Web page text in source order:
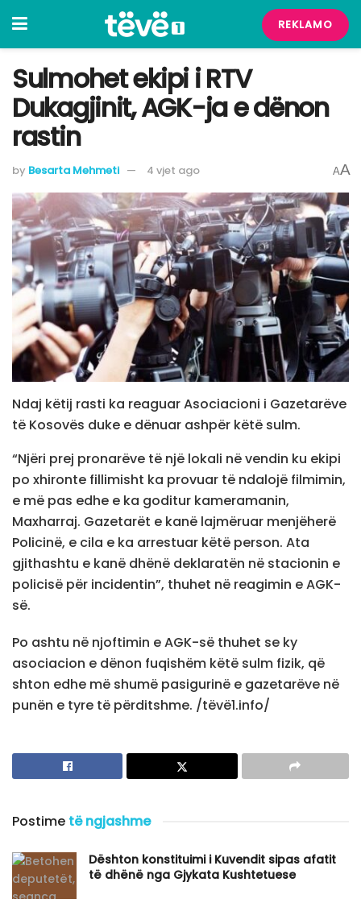
REKLAMO
Sulmohet ekipi i RTV
Dukagjinit, AGK-ja e dënon
rastin
by Besarta Mehmeti 4 vjet ago AA
Ndaj këtij rasti ka reaguar Asociacioni i Gazetarëve
të Kosovës duke e dënuar ashpër këtë sulm.
“Njëri prej pronarëve të një lokali në vendin ku ekipi
po xhironte fillimisht ka provuar të ndalojë filmimin,
e më pas edhe e ka goditur kameramanin,
Maxharraj. Gazetarët e kanë lajmëruar menjëherë
Policinë, e cila e ka arrestuar këtë person. Ata
gjithashtu e kanë dhënë deklaratën në stacionin e
policisë për incidentin”, thuhet në reagimin e AGK-
së.
Po ashtu në njoftimin e AGK-së thuhet se ky
asociacion e dënon fuqishëm këtë sulm fizik, që
shton edhe më shumë pasigurinë e gazetarëve në
punën e tyre të përditshme. /tëvë1.info/
Postime të ngjashme
Dështon konstituimi i Kuvendit sipas afatit
të dhënë nga Gjykata Kushtetuese